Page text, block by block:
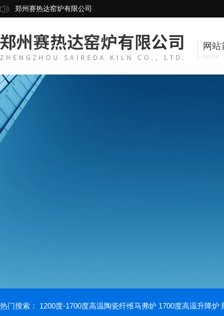
郑州赛热达窑炉有限公司
网站
Home
热门搜索： 1200度-1700度高温陶瓷纤维马弗炉 1700度高温升降炉